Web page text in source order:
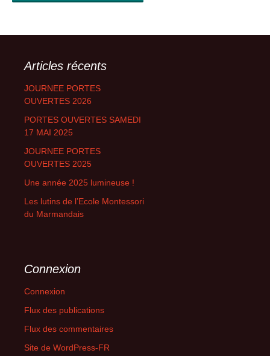
Articles récents
JOURNEE PORTES
OUVERTES 2026
PORTES OUVERTES SAMEDI
17 MAI 2025
JOURNEE PORTES
OUVERTES 2025
Une année 2025 lumineuse !
Les lutins de l’Ecole Montessori
du Marmandais
Connexion
Connexion
Flux des publications
Flux des commentaires
Site de WordPress-FR